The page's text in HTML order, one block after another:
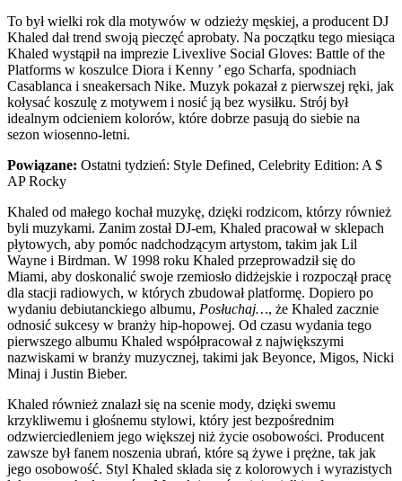
To był wielki rok dla motywów w odzieży męskiej, a producent DJ
Khaled dał trend swoją pieczęć aprobaty. Na początku tego miesiąca
Khaled wystąpił na imprezie Livexlive Social Gloves: Battle of the
Platforms w koszulce Diora i Kenny ’ ego Scharfa, spodniach
Casablanca i sneakersach Nike. Muzyk pokazał z pierwszej ręki, jak
kołysać koszulę z motywem i nosić ją bez wysiłku. Strój był
idealnym odcieniem kolorów, które dobrze pasują do siebie na
sezon wiosenno-letni.
Powiązane: Ostatni tydzień: Style Defined, Celebrity Edition: A $
AP Rocky
Khaled od małego kochał muzykę, dzięki rodzicom, którzy również
byli muzykami. Zanim został DJ-em, Khaled pracował w sklepach
płytowych, aby pomóc nadchodzącym artystom, takim jak Lil
Wayne i Birdman. W 1998 roku Khaled przeprowadził się do
Miami, aby doskonalić swoje rzemiosło didżejskie i rozpoczął pracę
dla stacji radiowych, w których zbudował platformę. Dopiero po
wydaniu debiutanckiego albumu, Posłuchaj…, że Khaled zacznie
odnosić sukcesy w branży hip-hopowej. Od czasu wydania tego
pierwszego albumu Khaled współpracował z największymi
nazwiskami w branży muzycznej, takimi jak Beyonce, Migos, Nicki
Minaj i Justin Bieber.
Khaled również znalazł się na scenie mody, dzięki swemu
krzykliwemu i głośnemu stylowi, który jest bezpośrednim
odzwierciedleniem jego większej niż życie osobowości. Producent
zawsze był fanem noszenia ubrań, które są żywe i prężne, tak jak
jego osobowość. Styl Khaled składa się z kolorowych i wyrazistych